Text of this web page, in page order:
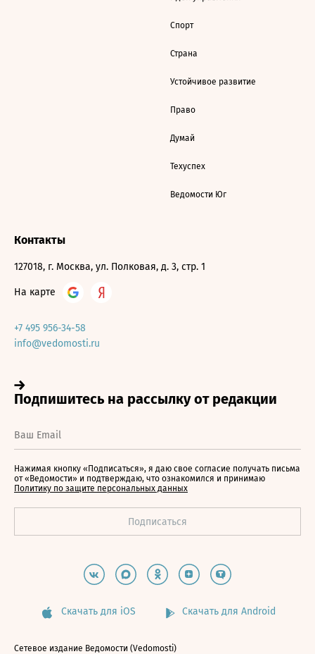
Спорт
Страна
Устойчивое развитие
Право
Думай
Техуспех
Ведомости Юг
Контакты
127018, г. Москва, ул. Полковая, д. 3, стр. 1
На карте
+7 495 956-34-58
info@vedomosti.ru
Нажимая кнопку «Подписаться», я даю свое согласие получать письма
от «Ведомости» и подтверждаю, что ознакомился и принимаю
Политику по защите персональных данных
Скачать для iOS Скачать для Android
Сетевое издание Ведомости (Vedomosti)